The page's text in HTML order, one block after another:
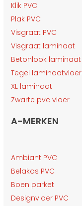
Klik PVC
Plak PVC
Visgraat PVC
Visgraat laminaat
Betonlook
Tegel
XL laminaat
Zwarte pvc vloer
A-MERKEN
Ambiant PVC
Belakos PVC
Boen parket
Designvloer PVC